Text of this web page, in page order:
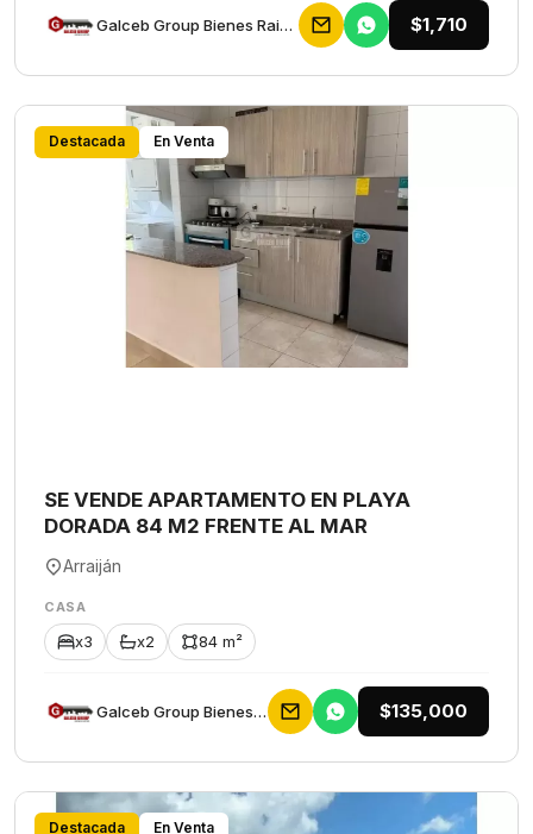
Galceb Group Bienes Raices $1,710
Destacada En Venta
SE VENDE APARTAMENTO EN PLAYA
DORADA 84 M2 FRENTE AL MAR
Arraiján
CASA
x3 x2 84 m²
Galceb Group Bienes Raices $135,000
Destacada En Venta